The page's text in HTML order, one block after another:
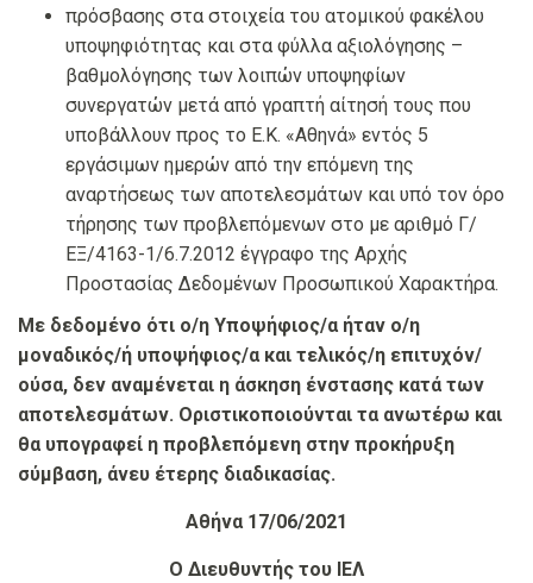
πρόσβασης στα στοιχεία του ατομικού φακέλου
υποψηφιότητας και στα φύλλα αξιολόγησης –
βαθμολόγησης των λοιπών υποψηφίων
συνεργατών μετά από γραπτή αίτησή τους που
υποβάλλουν προς το Ε.Κ. «Αθηνά» εντός 5
εργάσιμων ημερών από την επόμενη της
αναρτήσεως των αποτελεσμάτων και υπό τον όρο
τήρησης των προβλεπόμενων στο με αριθμό Γ/
ΕΞ/4163-1/6.7.2012 έγγραφο της Αρχής
Προστασίας Δεδομένων Προσωπικού Χαρακτήρα.
Με δεδομένο ότι ο/η Υποψήφιος/α ήταν ο/η
μοναδικός/ή υποψήφιος/α και τελικός/η επιτυχόν/
ούσα, δεν αναμένεται η άσκηση ένστασης κατά των
αποτελεσμάτων. Οριστικοποιούνται τα ανωτέρω και
θα υπογραφεί η προβλεπόμενη στην προκήρυξη
σύμβαση, άνευ έτερης διαδικασίας.
Αθήνα 17/06/2021
Ο Διευθυντής του ΙΕΛ